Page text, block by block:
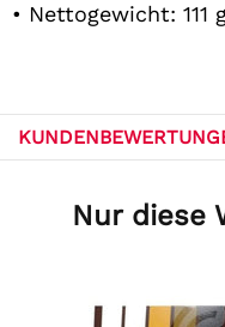
• Nettogewicht: 111
Nur diese